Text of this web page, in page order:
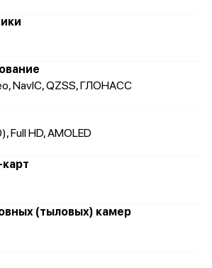
NavIC, QZSS, ГЛОНАСС
HD, AMOLED
(тыловых) камер